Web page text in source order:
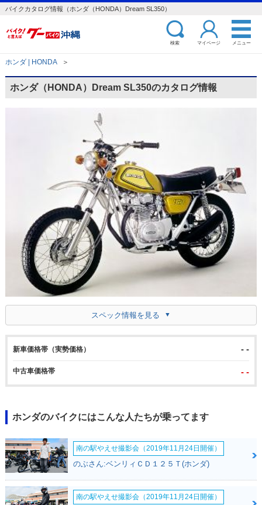
バイクカタログ情報（ホンダ（HONDA）Dream SL350）
検索 マイページ メニュー
ホンダ | HONDA ＞
ホンダ（HONDA）Dream SL350のカタログ情報
スペック情報を見る
新車価格帯（実勢価格） - -
中古車価格帯 - -
ホンダのバイクにはこんな人たちが乗ってます
南の駅やえせ撮影会（2019年11月24日開催）
のぶさん:ベンリィＣＤ１２５Ｔ(ホンダ)
南の駅やえせ撮影会（2019年11月24日開催）